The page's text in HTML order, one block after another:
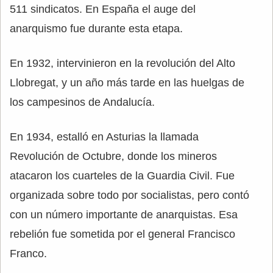
511 sindicatos. En España el auge del
anarquismo fue durante esta etapa.
En 1932, intervinieron en la revolución del Alto
Llobregat, y un año más tarde en las huelgas de
los campesinos de Andalucía.
En 1934, estalló en Asturias la llamada
Revolución de Octubre, donde los mineros
atacaron los cuarteles de la Guardia Civil. Fue
organizada sobre todo por socialistas, pero contó
con un número importante de anarquistas. Esa
rebelión fue sometida por el general Francisco
Franco.